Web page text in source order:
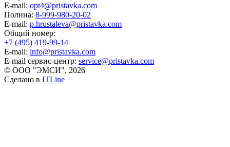
E-mail: opt4@pristavka.com
Полина: 8-999-980-20-02
E-mail: p.hrustaleva@pristavka.com
Общий номер:
+7 (495) 419-99-14
E-mail: info@pristavka.com
E-mail сервис-центр: service@pristavka.com
© ООО "ЭМСИ", 2026
Сделано в ITLine